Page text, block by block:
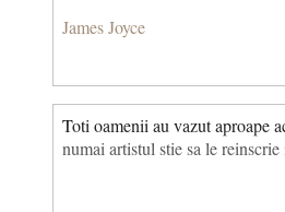
James Joyce
Toti oamenii au vazut aproape
numai artistul stie sa le